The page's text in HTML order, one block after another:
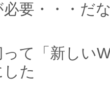
要・・・だ
て「新しい
た